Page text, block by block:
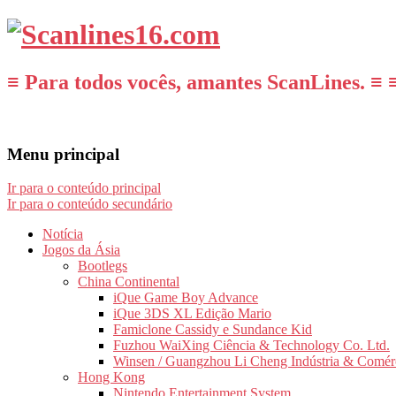
≡ Para todos vocês, amantes ScanLines. ≡
Menu principal
Ir para o conteúdo principal
Ir para o conteúdo secundário
Notícia
Jogos da Ásia
Bootlegs
China Continental
iQue Game Boy Advance
iQue 3DS XL Edição Mario
Famiclone Cassidy e Sundance Kid
Fuzhou WaiXing Ciência & Technology Co. Ltd.
Winsen / Guangzhou Li Cheng Indústria &
Hong Kong